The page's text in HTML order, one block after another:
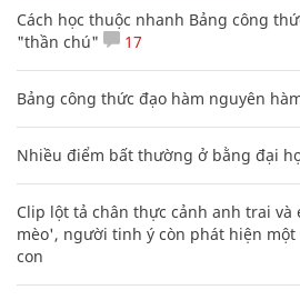
Cách học thuộc nhanh Bảng công
"thần chú"
17
Bảng công thức đạo hàm nguyên
Nhiều điểm bất thường ở bằng đại
Clip lột tả chân thực cảnh anh trai
mèo', người tinh ý còn phát hiện
con